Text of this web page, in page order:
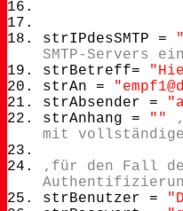
strIPdesSMTP =
SMTP-Servers
strBetreff=
strAn =
strAbsender =
strAnhang =
""
mit
‚für den Fall
strBenutzer =